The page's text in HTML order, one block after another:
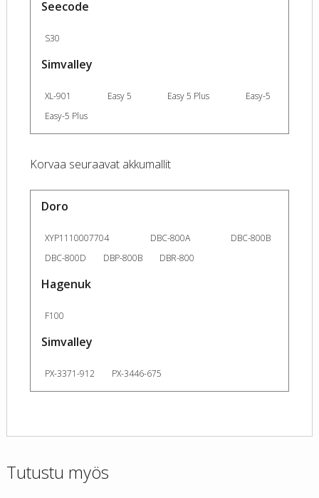
Seecode
S30
Simvalley
XL-901 Easy 5 Easy 5 Plus
Easy-5
Easy-5 Plus
Korvaa seuraavat akkumallit
Doro
XYP1110007704 DBC-800A
DBC-800B
DBC-800D
DBP-800B DBR-800
Hagenuk
F100
Simvalley
PX-3371-912 PX-3446-675
Tutustu myös